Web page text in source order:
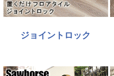
ジョイントロック